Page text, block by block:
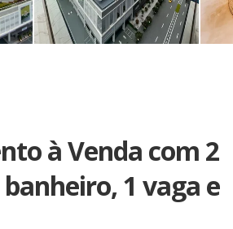
à Venda com 2
1 vaga e